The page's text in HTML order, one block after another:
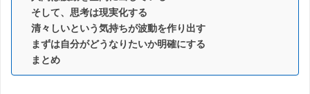
そして、思考は現実化する
清々しいという気持ちが波動を作り出す
まずは自分がどうなりたいか明確にする
まとめ